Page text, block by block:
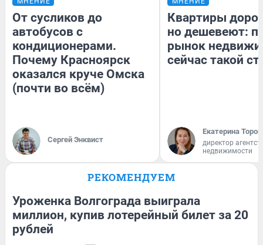
От сусликов до
автобусов с
кондиционерами.
Почему Красноярск
оказался круче Омска
(почти во всём)
Сергей Энквист
Квартиры
но дешевеют:
рынок
сейчас такой
Екатерина
директор
недвижимости
РЕКОМЕНДУЕМ
Уроженка Волгограда выиграла
миллион, купив лотерейный билет за 20
рублей